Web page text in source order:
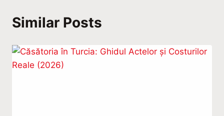
Similar Posts